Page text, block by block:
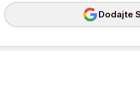
Dodajte